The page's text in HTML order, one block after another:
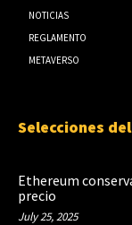
NOTICIAS
REGLAMENTO
METAVERSO
Selecciones
Ethereum
precio
July 25, 2025